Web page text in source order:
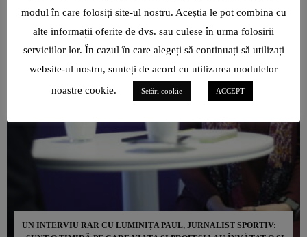
UN INTERVIU RAR CU LUMINIȚA PAUL, JURNALIST SPORTIV:
modul în care folosiți site-ul nostru. Aceștia le pot combina cu
alte informații oferite de dvs. sau culese în urma folosirii
serviciilor lor. În cazul în care alegeți să continuați să utilizați
website-ul nostru, sunteți de acord cu utilizarea modulelor
noastre cookie.
Setări cookie ACCEPT